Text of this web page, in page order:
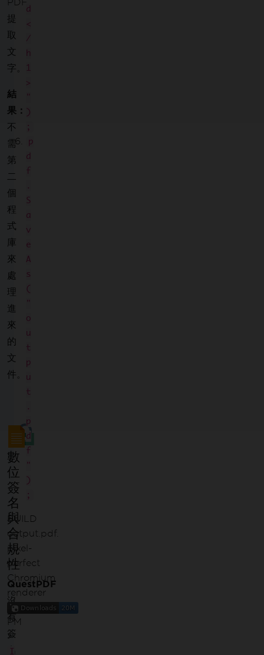
d
<
/
h
1
>
"
)
;
p
d
f
.
S
a
v
e
A
s
(
"
o
u
t
p
u
t
.
p
d
f
"
)
;
BUILD
output.pdf
pixel-
perfect
Chromium
renderer
PM
>
PDF
提
取
文
字。
結
果：
不
需
第
二
個
程
式
庫
來
處
理
進
來
的
文
件。
數
位
簽
名
與
合
規
性
QuestPDF
沒
有
簽
名